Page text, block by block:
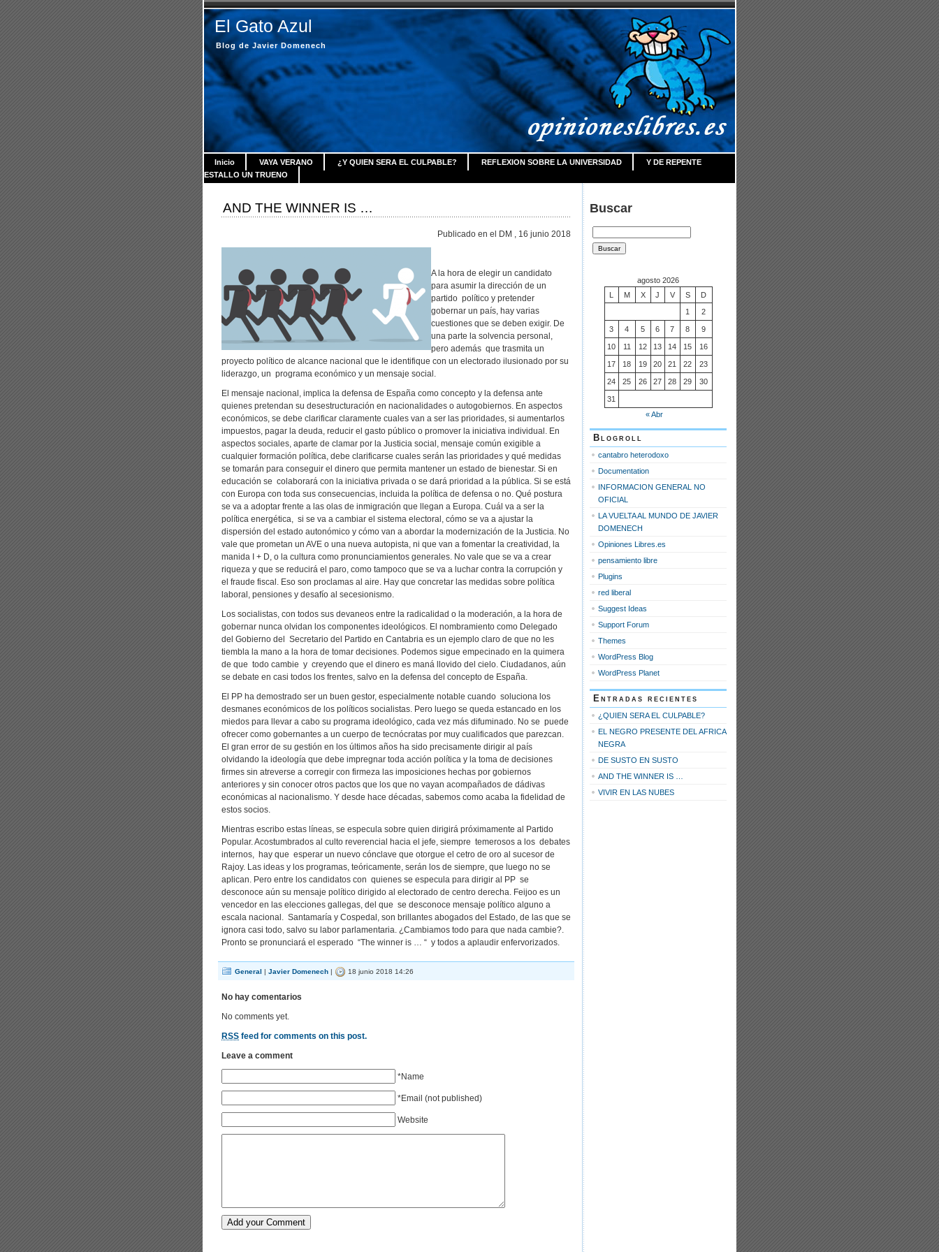
El Gato Azul
Blog de Javier Domenech
Inicio VAYA VERANO ¿Y QUIEN SERA EL CULPABLE? REFLEXION SOBRE LA UNIVERSIDAD
Y DE REPENTE
ESTALLO UN TRUENO
AND THE WINNER IS …
Publicado en el DM , 16 junio 2018
A la hora de elegir un candidato
para asumir la dirección de un
partido político y pretender
gobernar un país, hay varias
cuestiones que se deben exigir. De
una parte la solvencia personal,
pero además que trasmita un
proyecto político de alcance nacional que le identifique con un electorado ilusionado por su
liderazgo, un programa económico y un mensaje social.
El mensaje nacional, implica la defensa de España como concepto y la defensa ante
quienes pretendan su desestructuración en nacionalidades o autogobiernos. En aspectos
económicos, se debe clarificar claramente cuales van a ser las prioridades, si aumentarlos
impuestos, pagar la deuda, reducir el gasto público o promover la iniciativa individual. En
aspectos sociales, aparte de clamar por la Justicia social, mensaje común exigible a
cualquier formación política, debe clarificarse cuales serán las prioridades y qué medidas
se tomarán para conseguir el dinero que permita mantener un estado de bienestar. Si en
educación se colaborará con la iniciativa privada o se dará prioridad a la pública. Si se está
con Europa con toda sus consecuencias, incluida la política de defensa o no. Qué postura
se va a adoptar frente a las olas de inmigración que llegan a Europa. Cuál va a ser la
política energética, si se va a cambiar el sistema electoral, cómo se va a ajustar la
dispersión del estado autonómico y cómo van a abordar la modernización de la Justicia. No
vale que prometan un AVE o una nueva autopista, ni que van a fomentar la creatividad, la
manida I + D, o la cultura como pronunciamientos generales. No vale que se va a crear
riqueza y que se reducirá el paro, como tampoco que se va a luchar contra la corrupción y
el fraude fiscal. Eso son proclamas al aire. Hay que concretar las medidas sobre política
laboral, pensiones y desafío al secesionismo.
Los socialistas, con todos sus devaneos entre la radicalidad o la moderación, a la hora de
gobernar nunca olvidan los componentes ideológicos. El nombramiento como Delegado
del Gobierno del Secretario del Partido en Cantabria es un ejemplo claro de que no les
tiembla la mano a la hora de tomar decisiones. Podemos sigue empecinado en la quimera
de que todo cambie y creyendo que el dinero es maná llovido del cielo. Ciudadanos, aún
se debate en casi todos los frentes, salvo en la defensa del concepto de España.
El PP ha demostrado ser un buen gestor, especialmente notable cuando soluciona los
desmanes económicos de los políticos socialistas. Pero luego se queda estancado en los
miedos para llevar a cabo su programa ideológico, cada vez más difuminado. No se puede
ofrecer como gobernantes a un cuerpo de tecnócratas por muy cualificados que parezcan.
El gran error de su gestión en los últimos años ha sido precisamente dirigir al país
olvidando la ideología que debe impregnar toda acción política y la toma de decisiones
firmes sin atreverse a corregir con firmeza las imposiciones hechas por gobiernos
anteriores y sin conocer otros pactos que los que no vayan acompañados de dádivas
económicas al nacionalismo. Y desde hace décadas, sabemos como acaba la fidelidad de
estos socios.
Mientras escribo estas líneas, se especula sobre quien dirigirá próximamente al Partido
Popular. Acostumbrados al culto reverencial hacia el jefe, siempre temerosos a los debates
internos, hay que esperar un nuevo cónclave que otorgue el cetro de oro al sucesor de
Rajoy. Las ideas y los programas, teóricamente, serán los de siempre, que luego no se
aplican. Pero entre los candidatos con quienes se especula para dirigir al PP se
desconoce aún su mensaje político dirigido al electorado de centro derecha. Feijoo es un
vencedor en las elecciones gallegas, del que se desconoce mensaje político alguno a
escala nacional. Santamaría y Cospedal, son brillantes abogados del Estado, de las que se
ignora casi todo, salvo su labor parlamentaria. ¿Cambiamos todo para que nada cambie?.
Pronto se pronunciará el esperado “The winner is … “ y todos a aplaudir enfervorizados.
General | Javier Domenech | 18 junio 2018 14:26
No hay comentarios
No comments yet.
RSS feed for comments on this post.
Leave a comment
*Name
*Email (not published)
Website
Buscar
B
u
s
agosto 2026
L
M X J V S
D
1
2
3 4 5 6 7 8 9
10 11 12 13 14 15 16
17 18 19 20 21 22 23
24 25 26 27 28 29 30
31
« Abr
Blogroll
cantabro heterodoxo
Documentation
INFORMACION GENERAL NO
OFICIAL
LA VUELTA AL MUNDO DE JAVIER
DOMENECH
Opiniones Libres.es
pensamiento libre
Plugins
red liberal
Suggest Ideas
Support Forum
Themes
WordPress Blog
WordPress Planet
Entradas recientes
¿QUIEN SERA EL CULPABLE?
EL NEGRO PRESENTE DEL AFRICA
NEGRA
DE SUSTO EN SUSTO
AND THE WINNER IS …
VIVIR EN LAS NUBES